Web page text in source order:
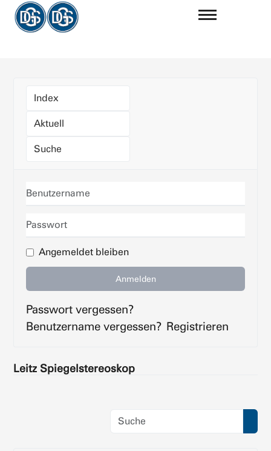
Index
Aktuell
Suche
Benutzername
Passwort
Angemeldet bleiben
Anmelden
Passwort vergessen?
Benutzername vergessen? Registrieren
Leitz Spiegelstereoskop